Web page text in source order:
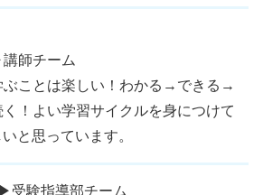
師チーム
ぶことは楽しい！わかる→できる→
く！よい学習サイクルを身につけて
と思っています。
▶受験指導部チーム